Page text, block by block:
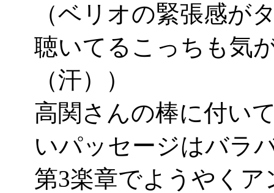
（ベリオの緊張感が
聴いてるこっちも気
（汗））
高関さんの棒に付い
いパッセージはバラ
第3楽章でようやく